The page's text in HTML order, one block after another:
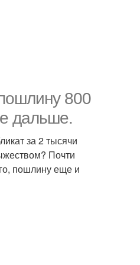
800
дальше.
за 2 тысячи
Почти
пошлину еще и